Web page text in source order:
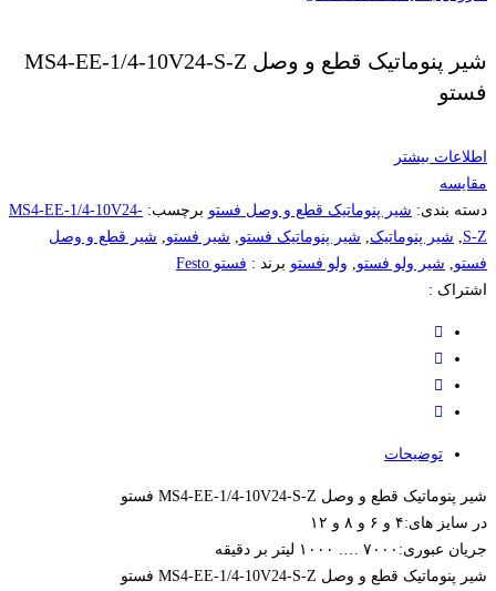
شیر پنوماتیک قطع و وصل MS4-EE-1/4-10V24-S-Z
فستو
اطلاعات بیشتر
مقایسه
دسته بندی: شیر پنوماتیک قطع و وصل فستو برچسب: MS4-EE-1/4-10V24-
S-Z
, شیر پنوماتیک, شیر پنوماتیک فستو, شیر فستو, شیر قطع و وصل
فستو, شیر ولو فستو, ولو فستو برند : فستو Festo
اشتراک :
توضیحات
شیر پنوماتیک قطع و وصل MS4-EE-1/4-10V24-S-Z فستو
در سایز های:۴ و ۶ و ۸ و ۱۲
جریان عبوری:۷۰۰۰ …. ۱۰۰۰ لیتر بر دقیقه
شیر پنوماتیک قطع و وصل MS4-EE-1/4-10V24-S-Z فستو